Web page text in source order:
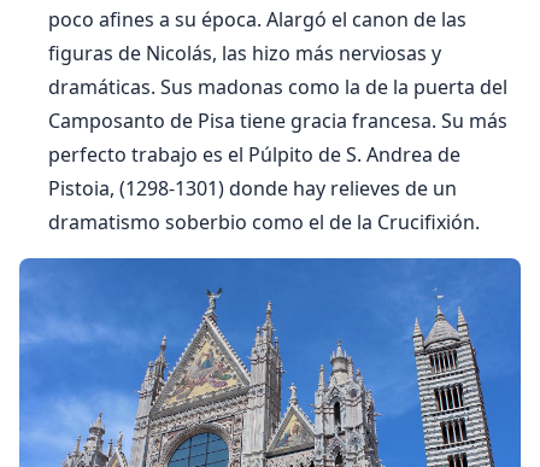
poco afines a su época. Alargó el canon de las
figuras de Nicolás, las hizo más nerviosas y
dramáticas. Sus madonas como la de la puerta del
Camposanto de Pisa tiene gracia francesa. Su más
perfecto trabajo es el Púlpito de S. Andrea de
Pistoia, (1298-1301) donde hay relieves de un
dramatismo soberbio como el de la Crucifixión.